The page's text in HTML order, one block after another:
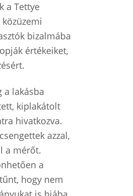
a Tettye
bizalmába
értékeiket,
a lakásba
kiplakátolt
hivatkozva.
azzal,
a mérőt.
a
hogy nem